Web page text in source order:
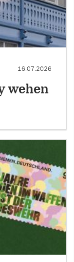
16.07.2026
wehen